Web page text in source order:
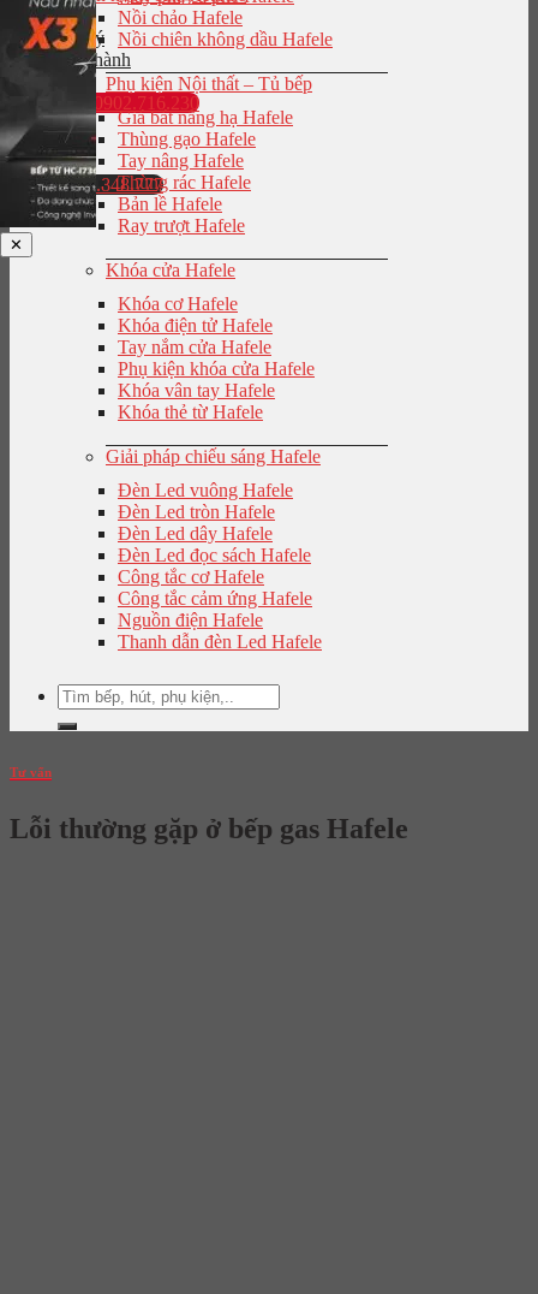
Đại lý
Bảo hành
0902.716.230
0943.848.777
Nồi chảo Hafele
Nồi chiên không dầu Hafele
Phụ kiện Nội thất – Tủ bếp
Giá bát nâng hạ Hafele
Thùng gạo Hafele
Tay nâng Hafele
Thùng rác Hafele
Bản lề Hafele
Ray trượt Hafele
Khóa cửa Hafele
Khóa cơ Hafele
Khóa điện tử Hafele
Tay nắm cửa Hafele
Phụ kiện khóa cửa Hafele
Khóa vân tay Hafele
Khóa thẻ từ Hafele
Giải pháp chiếu sáng Hafele
Đèn Led vuông Hafele
Đèn Led tròn Hafele
Đèn Led dây Hafele
Đèn Led đọc sách Hafele
Công tắc cơ Hafele
Công tắc cảm ứng Hafele
Nguồn điện Hafele
Thanh dẫn đèn Led Hafele
Tìm
kiếm:
Tư vấn
Lỗi thường gặp ở bếp gas Hafele
✕